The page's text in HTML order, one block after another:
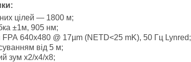
цілей — 1800 м;
±1м, 905 нм;
640x480 @ 17µm (NETD<25 mK), 50 Гц Lynred;
від 5 м;
зум х2/х4/х8;